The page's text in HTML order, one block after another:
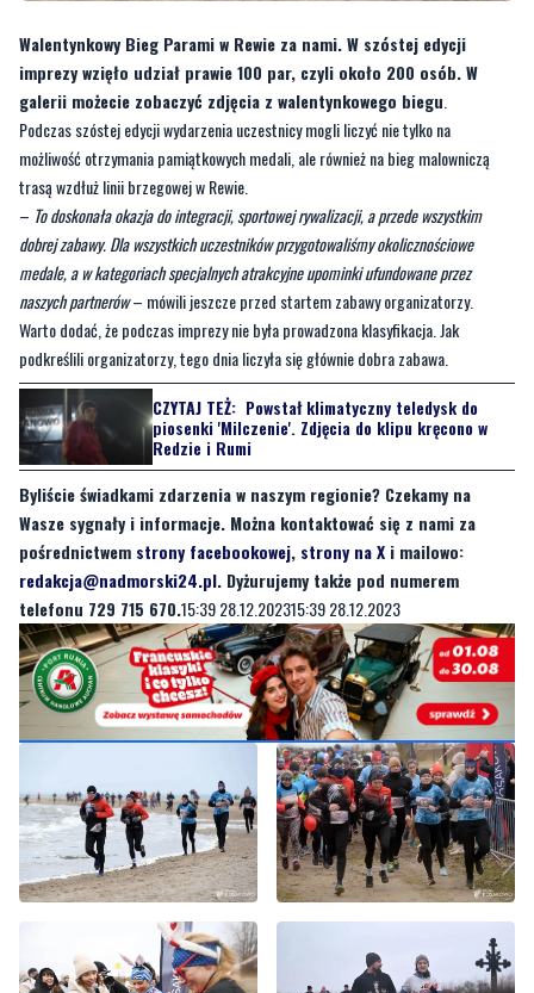
Podczas szóstej edycji wydarzenia uczestnicy mogli liczyć nie tylko na
możliwość otrzymania pamiątkowych medali, ale również na bieg malowniczą
trasą wzdłuż linii brzegowej w Rewie.
–To doskonała okazja do integracji, sportowej rywalizacji, a przede wszystkim
dobrej zabawy. Dla wszystkich uczestników przygotowaliśmy okolicznościowe
medale, a w kategoriach specjalnych atrakcyjne upominki ufundowane przez
naszych partnerów– mówili jeszcze przed startem zabawy organizatorzy.
Warto dodać, że podczas imprezy nie była prowadzona klasyfikacja. Jak
podkreślili organizatorzy, tego dnia liczyła się głównie dobra zabawa.
CZYTAJ TEŻ:
Powstał klimatyczny teledysk do
piosenki 'Milczenie'. Zdjęcia do klipu kręcono w
Redzie i Rumi
Byliście świadkami zdarzenia w naszym regionie? Czekamy na
Wasze sygnały i informacje. Można kontaktować się z nami za
pośrednictwemstrony facebookowej,strony na Xi mailowo:
redakcja@nadmorski24.pl. Dyżurujemy także pod numerem
telefonu 729 715 670.15:39 28.12.202315:39 28.12.2023